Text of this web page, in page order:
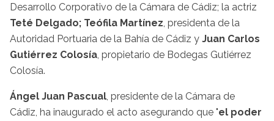
Desarrollo Corporativo de la Cámara de Cádiz; la actriz
Teté Delgado; Teófila Martínez, presidenta de la
Autoridad Portuaria de la Bahía de Cádiz y Juan Carlos
Gutiérrez Colosía, propietario de Bodegas Gutiérrez
Colosía.
Ángel Juan Pascual, presidente de la Cámara de
Cádiz, ha inaugurado el acto asegurando que "el poder